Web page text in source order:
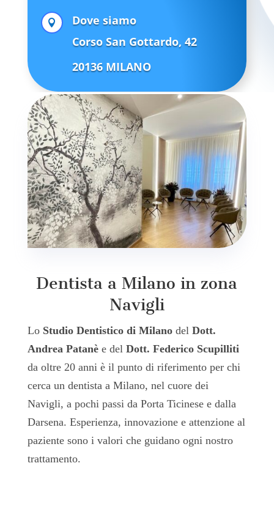

Dove siamo
Corso San Gottardo, 42
20136 MILANO
Dentista a Milano in zona
Navigli
Lo Studio Dentistico di Milanodel Dott.
Andrea Patanèe del Dott. Federico Scupilliti
da oltre 20 anni è il punto di riferimento per chi
cerca un dentista a Milano, nel cuore dei
Navigli, a pochi passi da Porta Ticinese e dalla
Darsena. Esperienza, innovazione e attenzione al
paziente sono i valori che guidano ogni nostro
trattamento.